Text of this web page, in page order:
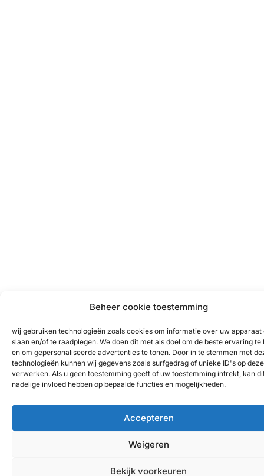
Beheer cookie toestemming
wij gebruiken technologieën zoals cookies om informatie over uw apparaat
slaan en/of te raadplegen. We doen dit met als doel om de beste ervaring te
en om gepersonaliseerde advertenties te tonen. Door in te stemmen met
technologieën kunnen wij gegevens zoals surfgedrag of unieke ID's op
verwerken. Als u geen toestemming geeft of uw toestemming intrekt, kan
nadelige invloed hebben op bepaalde functies en mogelijkheden.
Accepteren
Weigeren
Bekijk voorkeuren